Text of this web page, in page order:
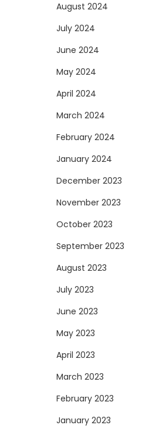
August 2024
July 2024
June 2024
May 2024
April 2024
March 2024
February 2024
January 2024
December 2023
November 2023
October 2023
September 2023
August 2023
July 2023
June 2023
May 2023
April 2023
March 2023
February 2023
January 2023